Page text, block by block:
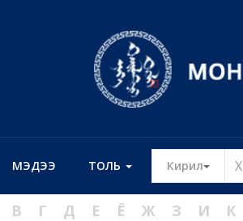
МЭДЭЭ ТОЛЬ Кирил
В Г Д Е Ё Ж З И К